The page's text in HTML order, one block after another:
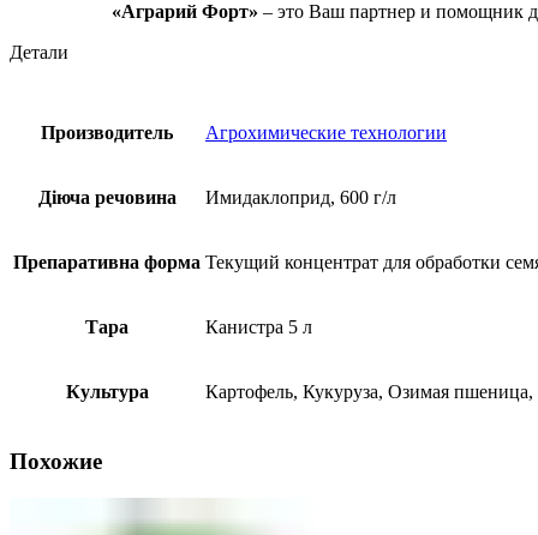
«Аграрий Форт» – это Ваш партнер и помощник
Детали
Производитель Агрохимические технологии
Діюча речовина Имидаклоприд, 600 г/л
Препаративна форма Текущий концентрат для обработки
Тара Канистра 5 л
Культура Картофель, Кукуруза, Озимая
Похожие